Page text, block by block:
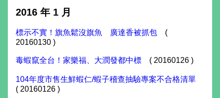
2016 年 1 月
標示不實！旗魚鬆沒旗魚 廣達香被抓包 (
20160130 )
毒蝦竄全台！家樂福、大潤發都中標 ( 20160126 )
104年度市售生鮮蝦仁/蝦子稽查抽驗專案不合格清單
( 20160126 )